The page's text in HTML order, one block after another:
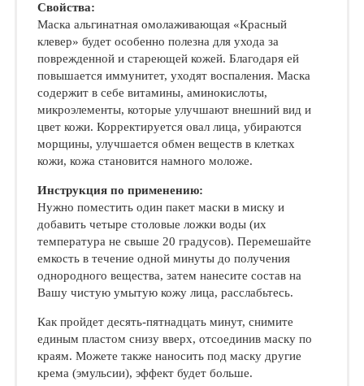
Свойства:
Маска альгинатная омолаживающая «Красный
клевер» будет особенно полезна для ухода за
поврежденной и стареющей кожей. Благодаря ей
повышается иммунитет, уходят воспаления. Маска
содержит в себе витамины, аминокислоты,
микроэлементы, которые улучшают внешний вид и
цвет кожи. Корректируется овал лица, убираются
морщины, улучшается обмен веществ в клетках
кожи, кожа становится намного моложе.
Инструкция по применению:
Нужно поместить один пакет маски в миску и
добавить четыре столовые ложки воды (их
температура не свыше 20 градусов). Перемешайте
емкость в течение одной минуты до получения
однородного вещества, затем нанесите состав на
Вашу чистую умытую кожу лица, расслабьтесь.
Как пройдет десять-пятнадцать минут, снимите
единым пластом снизу вверх, отсоединив маску по
краям. Можете также наносить под маску другие
крема (эмульсии), эффект будет больше.